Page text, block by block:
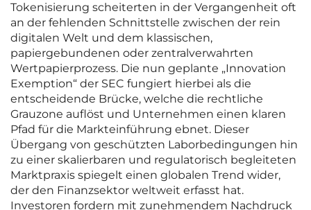
Tokenisierung scheiterten in der Vergangenheit oft
an der fehlenden Schnittstelle zwischen der rein
digitalen Welt und dem klassischen,
papiergebundenen oder zentralverwahrten
Wertpapierprozess. Die nun geplante „Innovation
Exemption“ der SEC fungiert hierbei als die
entscheidende Brücke, welche die rechtliche
Grauzone auflöst und Unternehmen einen klaren
Pfad für die Markteinführung ebnet. Dieser
Übergang von geschützten Laborbedingungen hin
zu einer skalierbaren und regulatorisch begleiteten
Marktpraxis spiegelt einen globalen Trend wider,
der den Finanzsektor weltweit erfasst hat.
Investoren fordern mit zunehmendem Nachdruck